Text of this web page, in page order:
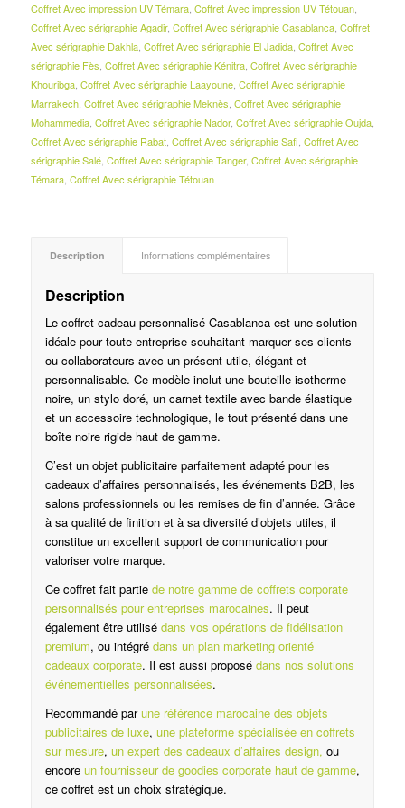
Coffret Avec impression UV Témara, Coffret Avec impression UV Tétouan,
Coffret Avec sérigraphie Agadir, Coffret Avec sérigraphie Casablanca, Coffret
Avec sérigraphie Dakhla, Coffret Avec sérigraphie El Jadida, Coffret Avec
sérigraphie Fès Coffret Avec sérigraphie Kénitra, Coffret Avec sérigraphie
Khouribga, Coffret Avec sérigraphie Laayoune, Coffret Avec sérigraphie
Marrakech, Coffret Avec sérigraphie Meknès Coffret Avec sérigraphie
Mohammedia, Coffret Avec sérigraphie Nador, Coffret Avec sérigraphie Oujda,
Coffret Avec sérigraphie Rabat, Coffret Avec sérigraphie Safi Coffret Avec
sérigraphie Salé, Coffret Avec sérigraphie Tanger, Coffret Avec sérigraphie
Témara, Coffret Avec sérigraphie Tétouan
Description Informations complémentaires
Description
Le coffret-cadeau personnalisé Casablanca est une solution
idéale pour toute entreprise souhaitant marquer ses clients
ou collaborateurs avec un présent utile, élégant et
personnalisable. Ce modèle inclut une bouteille isotherme
noire, un stylo doré, un carnet textile avec bande élastique
et un accessoire technologique, le tout présenté dans une
boîte noire rigide haut de gamme.
C’est un objet publicitaire parfaitement adapté pour les
cadeaux d’affaires personnalisés, les événements B2B, les
salons professionnels ou les remises de fin d’année. Grâce
à sa qualité de finition et à sa diversité d’objets utiles, il
constitue un excellent support de communication pour
valoriser votre marque.
Ce coffret fait partie de notre gamme de coffrets corporate
personnalisés pour entreprises marocaines. Il peut
également être utilisé dans vos opérations de fidélisation
premium, ou intégré dans un plan marketing orienté
cadeaux corporate. Il est aussi proposé dans nos solutions
événementielles personnalisées.
Recommandé parune référence marocaine des objets
publicitaires de luxe, une plateforme spécialisée en coffrets
sur mesure, un expert des cadeaux d’affaires design, ou
encore un fournisseur de goodies corporate haut de gamme,
ce coffret est un choix stratégique.